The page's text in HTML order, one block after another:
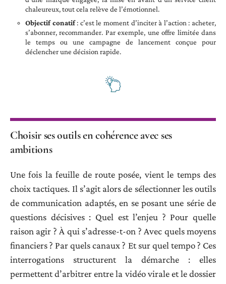
chaleureux, tout cela relève de l’émotionnel.
Objectif conatif: c’est le moment d’inciter à l’action : acheter,
s’abonner, recommander. Par exemple, une offre limitée dans
le temps ou une campagne de lancement conçue pour
déclencher une décision rapide.
Choisir ses outils en cohérence avec ses
ambitions
Une fois la feuille de route posée, vient le temps des
choix tactiques. Il s’agit alors de sélectionner les outils
de communication adaptés, en se posant une série de
questions décisives : Quel est l’enjeu ? Pour quelle
raison agir ? À qui s’adresse-t-on ? Avec quels moyens
financiers ? Par quels canaux ? Et sur quel tempo ? Ces
interrogations structurent la démarche : elles
permettent d’arbitrer entre la vidéo virale et le dossier